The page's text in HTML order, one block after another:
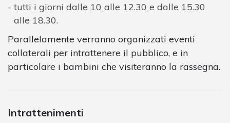
tutti i giorni dalle 10 alle 12.30 e dalle 15.30
alle 18.30.
Parallelamente verranno organizzati eventi
collaterali per intrattenere il pubblico, e in
particolare i bambini che visiteranno la rassegna.
Intrattenimenti